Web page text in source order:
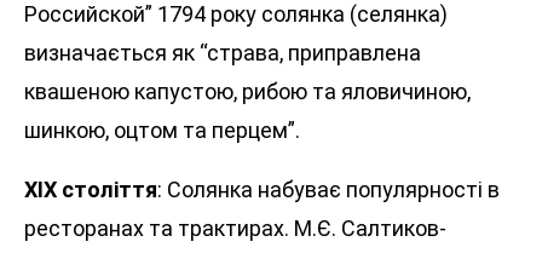
Российской” 1794 року солянка (селянка)
визначається як “страва, приправлена
квашеною капустою, рибою та яловичиною,
шинкою, оцтом та перцем”.
XIX століття: Солянка набуває популярності в
ресторанах та трактирах. М.Є. Салтиков-